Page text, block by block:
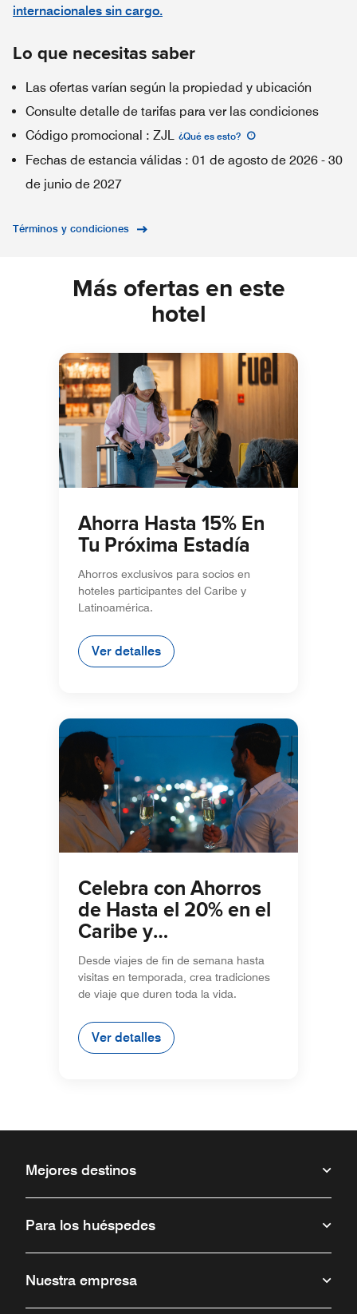
internacionales sin cargo.
Lo que necesitas saber
Las ofertas varían según la propiedad y ubicación
Consulte detalle de tarifas para ver las condiciones
Código promocional : ZJL ¿Qué es esto?
Fechas de estancia válidas : 01 de agosto de 2026 - 30
de junio de 2027
Términos y condiciones
Más ofertas en este
hotel
Ahorra Hasta 15% En
Tu Próxima Estadía
Ahorros exclusivos para socios en
hoteles participantes del Caribe y
Latinoamérica.
Ver detalles
Celebra con Ahorros
de Hasta el 20% en el
Caribe y
Latinoamérica
Desde viajes de fin de semana hasta
visitas en temporada, crea tradiciones
de viaje que duren toda la vida.
Ver detalles
Mejores destinos
Para los huéspedes
Nuestra empresa